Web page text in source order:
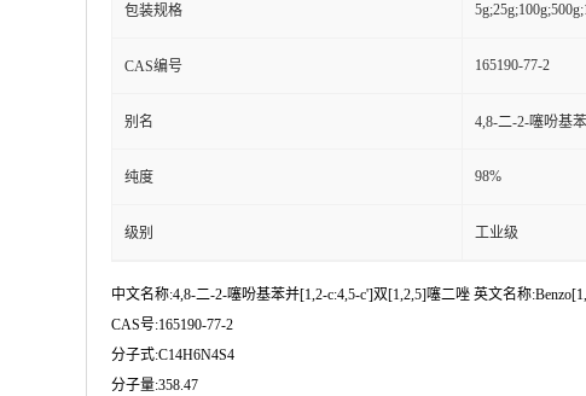
包装规格
CAS编号 165190-77-2
别名 4,8-二-2-噻吩基
纯度 98%
级别 工业级
中文名称:4,8-二-2-噻吩基苯并[1,2-c:4,5-c']双[1,2,5]噻二唑 英文名称
CAS号:165190-77-2
分子式:C14H6N4S4
分子量:358.47